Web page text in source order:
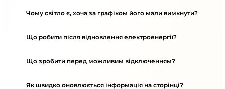
Чому світло є, хоча за графіком його мали вимкнути?
Що робити після відновлення електроенергії?
Що зробити перед можливим відключенням?
Як швидко оновлюється інформація на сторінці?